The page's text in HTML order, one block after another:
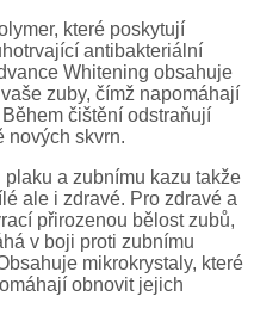
které poskytují
antibakteriální
Whitening obsahuje
zuby, čímž napomáhají
čištění odstraňují
nových skvrn.
a zubnímu kazu takže
ale i zdravé. Pro zdravé a
přirozenou bělost zubů,
v boji proti zubnímu
mikrokrystaly, které
obnovit jejich